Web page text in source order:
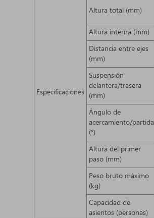
Especificaciones
Altura total (mm)
Altura interna (mm)
Distancia entre ejes
(mm)
Suspensión
delantera/trasera
(mm)
Ángulo de
acercamiento/partida
(°)
Altura del primer
paso (mm)
Peso bruto máximo
(kg)
Capacidad de
asientos (personas)